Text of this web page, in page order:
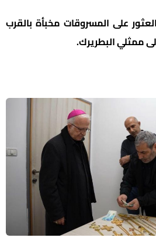
على المسروقات مخبأة بالقرب
ممثلي البطريرك.